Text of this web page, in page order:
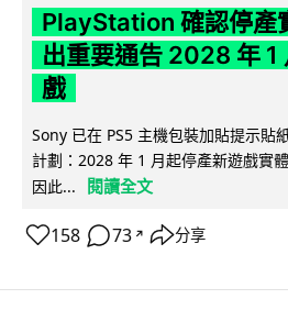
PlayStation 確認停產
出重要通告 2028 年 1
戲
Sony 已在 PS5 主機包裝加貼提示貼
計劃：2028 年 1 月起停產新遊戲實
因此...
閱讀全文
158 73 ↗ 分享